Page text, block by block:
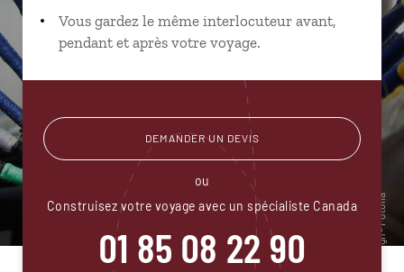
Vous gardez le même interlocuteur avant,
pendant et après votre voyage.
DEMANDER UN DEVIS
ou
Construisez votre voyage avec un spécialiste Canada
01 85 08 22 90